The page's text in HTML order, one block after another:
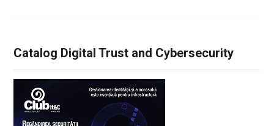
Catalog Digital Trust and Cybersecurity